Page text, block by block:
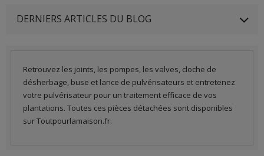
DERNIERS ARTICLES DU BLOG
Retrouvez les joints, les pompes, les valves, cloche de
désherbage, buse et lance de pulvérisateurs et entretenez
votre pulvérisateur pour un traitement efficace de vos
plantations. Toutes ces pièces détachées sont disponibles
sur Toutpourlamaison.fr.